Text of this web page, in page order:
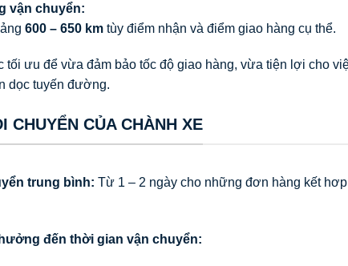
vận chuyển:
600 – 650 kmtùy điểm nhận và điểm giao hàng cụ thể.
tối ưu để vừa đảm bảo tốc độ giao hàng, vừa tiện lợi cho
dọc tuyến đường.
CHUYỂN CỦA CHÀNH XE
trung bình: Từ 1 – 2 ngày cho những đơn hàng kết
đến thời gian vận chuyển: